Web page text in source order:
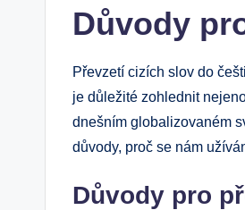
Důvody
Převzetí cizích slov do
je důležité zohlednit
dnešním globalizovaném
důvody, proč se nám
Důvody pro